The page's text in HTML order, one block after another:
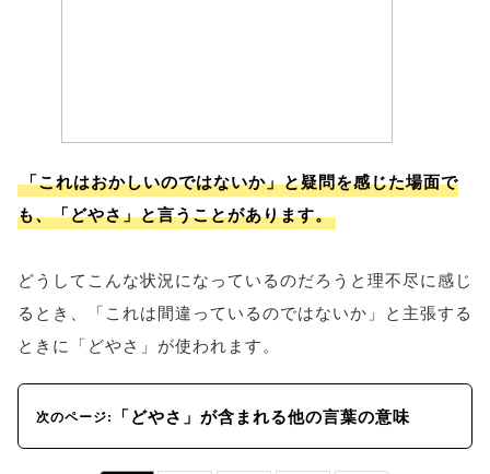
「これはおかしいのではないか」と疑問を感じた場面で
も、「どやさ」と言うことがあります。
どうしてこんな状況になっているのだろうと理不尽に感じ
るとき、「これは間違っているのではないか」と主張する
ときに「どやさ」が使われます。
次のページ: 「どやさ」が含まれる他の言葉の意味